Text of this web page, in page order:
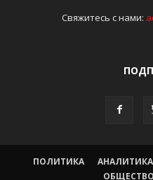
Свяжитесь с нами:
ПОЛИТИКА АНАЛИТИКА
ОБЩЕСТВО